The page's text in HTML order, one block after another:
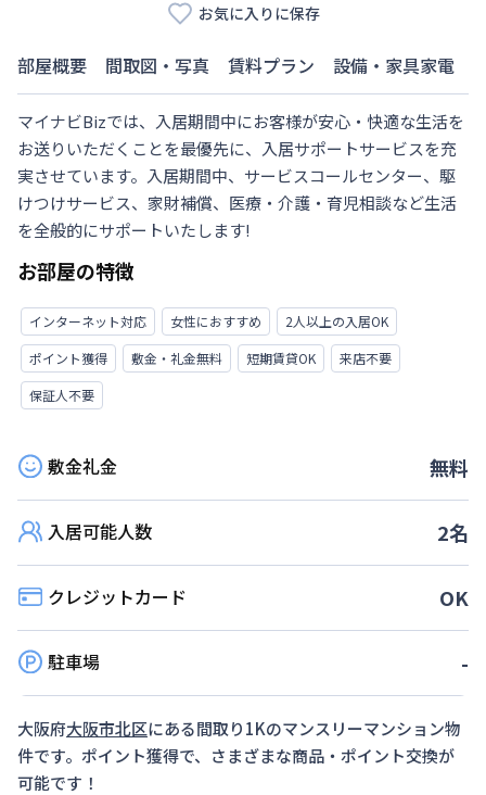
お気に入りに保存
部屋概要 間取図・写真 賃料プラン 設備・家具家電
マイナビBizでは、入居期間中にお客様が安心・快適な生活を
お送りいただくことを最優先に、入居サポートサービスを充
実させています。入居期間中、サービスコールセンター、駆
けつけサービス、家財補償、医療・介護・育児相談など生活
を全般的にサポートいたします!
お部屋の特徴
インターネット対応 女性におすすめ
2人以上の入居OK
ポイント獲得
敷金・礼金無料 短期賃貸OK
来店不要
保証人不要
敷金礼金 無料
入居可能人数 2名
クレジットカード OK
駐車場 -
大阪府大阪市北区にある間取り1Kのマンスリーマンション物
件です。ポイント獲得で、さまざまな商品・ポイント交換が
可能です！